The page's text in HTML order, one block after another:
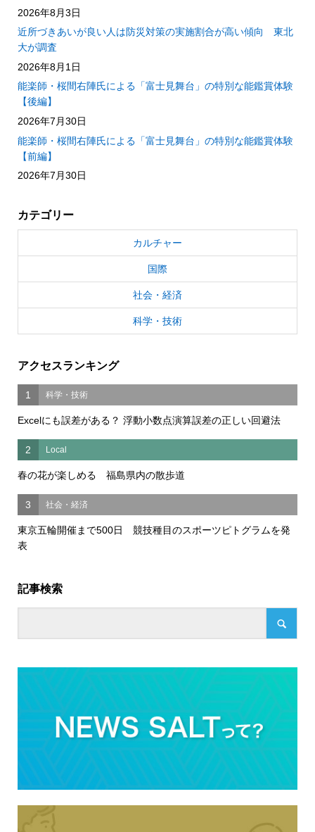
2026年8月3日
近所づきあいが良い人は防災対策の実施割合が高い傾向 東北
大が調査
2026年8月1日
能楽師・桜間右陣氏による「富士見舞台」の特別な能鑑賞体験
【後編】
2026年7月30日
能楽師・桜間右陣氏による「富士見舞台」の特別な能鑑賞体験
【前編】
2026年7月30日
カテゴリー
カルチャー
国際
社会・経済
科学・技術
アクセスランキング
1 科学・技術
Excelにも誤差がある？ 浮動小数点演算誤差の正しい回避法
2 Local
春の花が楽しめる 福島県内の散歩道
3 社会・経済
東京五輪開催まで500日 競技種目のスポーツピトグラムを発
表
記事検索